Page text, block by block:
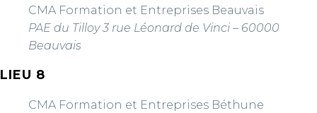
CMA Formation et Entreprises Beauvais
PAE du Tilloy 3 rue Léonard de Vinci – 60000
Beauvais
LIEU 8
CMA Formation et Entreprises Béthune